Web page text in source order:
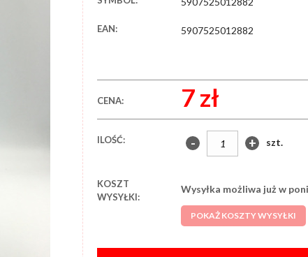
EAN: 5907525012882
CENA: 7 zł
ILOŚĆ: - + szt.
KOSZT
WYSYŁKI:
Wysyłka możliwa już w
POKAŻ KOSZTY WYSYŁKI